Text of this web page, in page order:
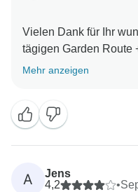
Vielen Dank für Ihr
tägigen Garden Route
zu hören, dass Ihnen
die Führung von Big G
Reise zu einem
freuen uns, dass er
Reise sowohl
hoffen, Sie bald bei
Mehr anzeigen
A
Jens
4,2
•